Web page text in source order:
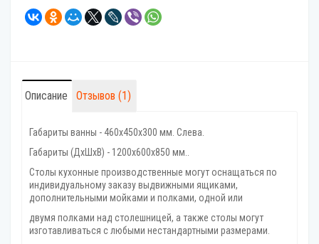
Описание Отзывов (1)
Габариты ванны - 460х450х300 мм. Слева.
Габариты (ДхШхВ) - 1200х600х850 мм..
Столы кухонные производственные могут оснащаться по
индивидуальному заказу выдвижными ящиками,
дополнительными мойками и полками, одной или
двумя полками над столешницей, а также столы могут
изготавливаться с любыми нестандартными размерами.